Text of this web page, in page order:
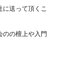
に送って頂くこ
のの檀上や入門